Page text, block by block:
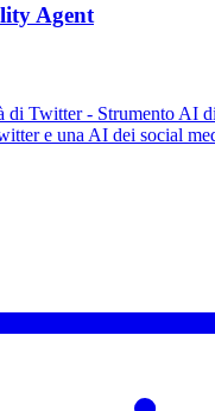
Agent
di Twitter - Strumento AI
e una AI dei social